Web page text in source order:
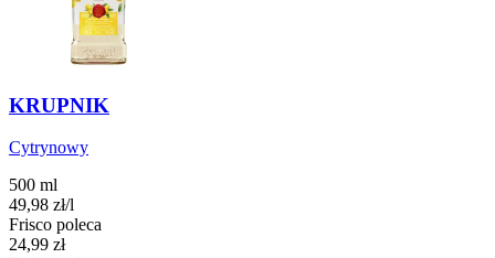
KRUPNIK
Cytrynowy
500 ml
49,98 zł/l
Frisco poleca
Cena
24,99 zł